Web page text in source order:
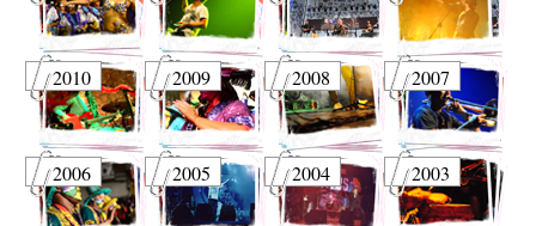
2010 2009 2008 2007
2006 2005 2004 2003